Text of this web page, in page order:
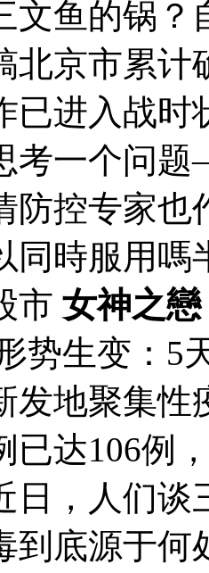
文鱼的锅？
北京市累计
已进入战时
考一个问
防控专家
同時服用嗎
市 女神之戀
势生变：5
发地聚集性
已达106例
日，人们谈
底源于何